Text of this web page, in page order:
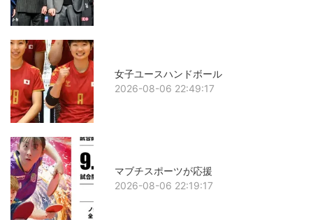
女子ユースハンドボール
2026-08-06 22:49:17
マブチスポーツが応援
2026-08-06 22:19:17